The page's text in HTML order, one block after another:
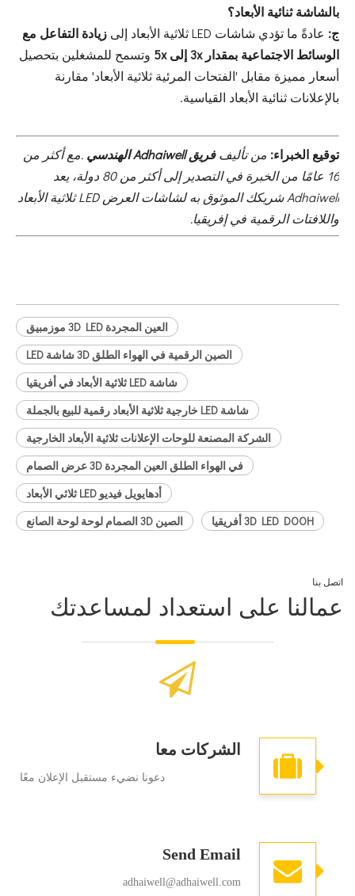
بالشاشة ثنائية الأبعاد؟
ج: عادةً ما تؤدي شاشات LED ثلاثية الأبعاد إلى
زيادة التفاعل مع
الوسائط الاجتماعية بمقدار 3x إلى 5x
وتسمح للمشغلين بتحصيل
أسعار مميزة مقابل 'الفتحات المرئية ثلاثية الأبعاد' مقارنة
بالإعلانات ثنائية الأبعاد القياسية.
توقيع الخبراء: من تأليففريق Adhaiwell الهندسي .مع أكثر من
16 عامًا من الخبرة في التصدير إلى أكثر من 80 دولة، يعد
Adhaiwell شريكك الموثوق به لشاشات العرض LED ثلاثية الأبعاد
واللافتات الرقمية في إفريقيا.
العين المجردة 3D LED موزمبيق
الصين الرقمية في الهواء الطلق 3D شاشة LED
شاشة LED ثلاثية الأبعاد في أفريقيا
شاشة LED خارجية ثلاثية الأبعاد رقمية للبيع بالجملة
الشركة المصنعة للوحات الإعلانات ثلاثية الأبعاد الخارجية
في الهواء الطلق العين المجردة 3D عرض الصمام
أدهايويل فيديو LED ثلاثي الأبعاد
الصين 3D الصمام لوحة لوحة الصانع
3D LED DOOH أفريقيا
اتصل بنا
عمالنا على استعداد لمساعدتك
الشركات معا
دعونا نضيء مستقبل الإعلان معًا
Send Email
adhaiwell@adhaiwell.com